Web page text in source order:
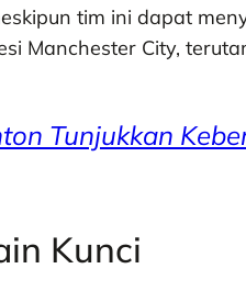
tim ini dapat
Manchester City,
Tunjukkan
Kunci